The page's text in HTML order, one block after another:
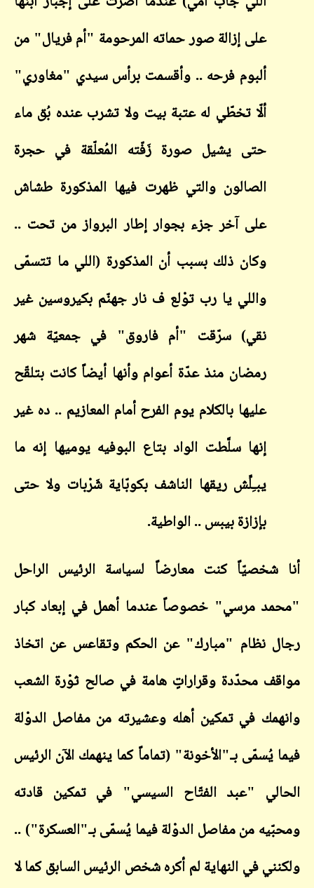
على إزالة صور حماته المرحومة "أم فريال" من
ألبوم فرحه .. وأقسمت برأس سيدي "مغاوري"
ألّا تخطّي له عتبة بيت ولا تشرب عنده بُق ماء
حتى يشيل صورة زَفّته المُعلّقة في حجرة
الصالون والتي ظهرت فيها المذكورة طشاش
على آخر جزء بجوار إطار البرواز من تحت ..
وكان ذلك بسبب أن المذكورة (اللي ما تتسمّى
واللي يا رب توْلع ف نار جهنّم بكيروسين غير
نقي) سرّقت "أم فاروق" في جمعيّة شهر
رمضان منذ عدّة أعوام وأنها أيضاً كانت بتلقّح
عليها بالكلام يوم الفرح أمام المعازيم .. ده غير
إنها سلَّطت الواد بتاع البوفيه يوميها إنه ما
يبـِلِّش ريقها الناشف بكوبّاية شَرْبات ولا حتى
بإزازة بيبس .. الواطية.
أنا شخصيّاً كنت معارضاً لسياسة الرئيس الراحل
"محمد مرسي" خصوصاً عندما أهمل في إبعاد كبار
رجال نظام "مبارك" عن الحكم وتقاعس عن اتخاذ
مواقف محدّدة وقراراتٍ هامة في صالح ثوْرة الشعب
وانهمك في تمكين أهله وعشيرته من مفاصل الدوْلة
فيما يُسمّى بـ"الأخونة" (تماماً كما ينهمك الآن الرئيس
الحالي "عبد الفتّاح السيسي" في تمكين قادته
ومحبّيه من مفاصل الدوْلة فيما يُسمّى بـ"العسكرة") ..
ولكنني في النهاية لم أكره شخص الرئيس السابق كما لا